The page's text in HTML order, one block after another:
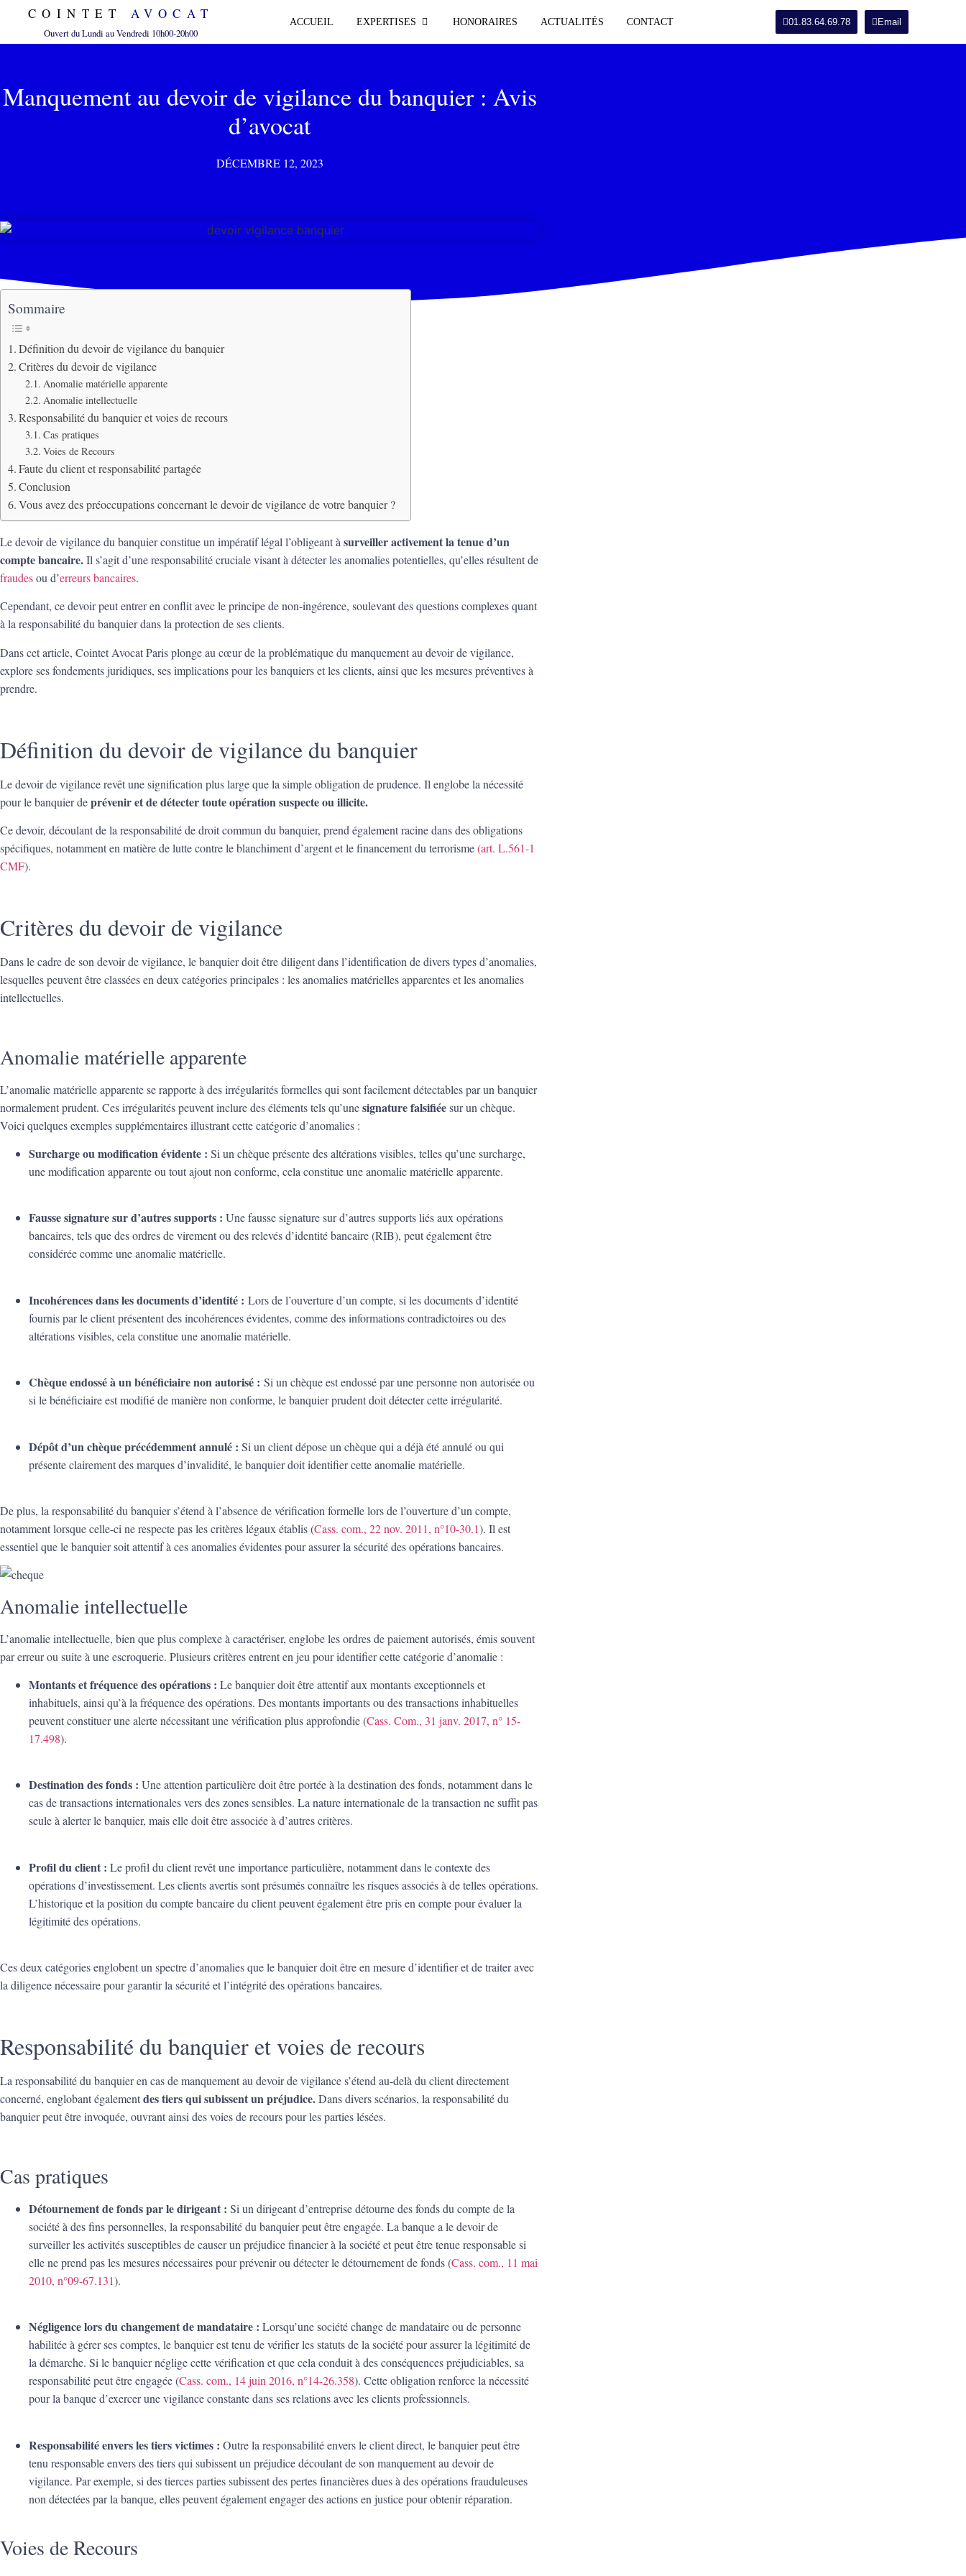
COINTET AVOCAT
Ouvert du Lundi au Vendredi 10h00-20h00
ACCUEIL EXPERTISES HONORAIRES ACTUALITÉS CONTACT 01.83.64.69.78 Email
Manquement au devoir de vigilance du banquier : Avis
d’avocat
DÉCEMBRE 12, 2023
Sommaire
Définition du devoir de vigilance du banquier
Critères du devoir de vigilance
Anomalie matérielle apparente
Anomalie intellectuelle
Responsabilité du banquier et voies de recours
Cas pratiques
Voies de Recours
Faute du client et responsabilité partagée
Conclusion
Vous avez des préoccupations concernant le devoir de vigilance de votre banquier ?
Le devoir de vigilance du banquier constitue un impératif légal l’obligeant à surveiller activement la tenue d’un
compte bancaire.Il s’agit d’une responsabilité cruciale visant à détecter les anomalies potentielles, qu’elles résultent de
fraudesou d’erreurs bancaires.
Cependant, ce devoir peut entrer en conflit avec le principe de non-ingérence, soulevant des questions complexes quant
à la responsabilité du banquier dans la protection de ses clients.
Dans cet article, Cointet Avocat Paris plonge au cœur de la problématique du manquement au devoir de vigilance,
explore ses fondements juridiques, ses implications pour les banquiers et les clients, ainsi que les mesures préventives à
prendre.
Définition du devoir de vigilance du banquier
Le devoir de vigilance revêt une signification plus large que la simple obligation de prudence. Il englobe la nécessité
pour le banquier deprévenir et de détecter toute opération suspecte ou illicite.
Ce devoir, découlant de la responsabilité de droit commun du banquier, prend également racine dans des obligations
spécifiques, notamment en matière de lutte contre le blanchiment d’argent et le financement du terrorisme(art. L.561-1
CMF).
Critères du devoir de vigilance
Dans le cadre de son devoir de vigilance, le banquier doit être diligent dans l’identification de divers types d’anomalies,
lesquelles peuvent être classées en deux catégories principales : les anomalies matérielles apparentes et les anomalies
intellectuelles.
Anomalie matérielle apparente
L’anomalie matérielle apparente se rapporte à des irrégularités formelles qui sont facilement détectables par un banquier
normalement prudent. Ces irrégularités peuvent inclure des éléments tels qu’unesignature falsifiéesur un chèque.
Voici quelques exemples supplémentaires illustrant cette catégorie d’anomalies :
Surcharge ou modification évidente : Si un chèque présente des altérations visibles, telles qu’une surcharge,
une modification apparente ou tout ajout non conforme, cela constitue une anomalie matérielle apparente.
Fausse signature sur d’autres supports : Une fausse signature sur d’autres supports liés aux opérations
bancaires, tels que des ordres de virement ou des relevés d’identité bancaire (RIB), peut également être
considérée comme une anomalie matérielle.
Incohérences dans les documents d’identité : Lors de l’ouverture d’un compte, si les documents d’identité
fournis par le client présentent des incohérences évidentes, comme des informations contradictoires ou des
altérations visibles, cela constitue une anomalie matérielle.
Chèque endossé à un bénéficiaire non autorisé : Si un chèque est endossé par une personne non autorisée ou
si le bénéficiaire est modifié de manière non conforme, le banquier prudent doit détecter cette irrégularité.
Dépôt d’un chèque précédemment annulé : Si un client dépose un chèque qui a déjà été annulé ou qui
présente clairement des marques d’invalidité, le banquier doit identifier cette anomalie matérielle.
De plus, la responsabilité du banquier s’étend à l’absence de vérification formelle lors de l’ouverture d’un compte,
notamment lorsque celle-ci ne respecte pas les critères légaux établis (Cass. com., 22 nov. 2011, n°10-30.1). Il est
essentiel que le banquier soit attentif à ces anomalies évidentes pour assurer la sécurité des opérations bancaires.
Anomalie intellectuelle
L’anomalie intellectuelle, bien que plus complexe à caractériser, englobe les ordres de paiement autorisés, émis souvent
par erreur ou suite à une escroquerie. Plusieurs critères entrent en jeu pour identifier cette catégorie d’anomalie :
Montants et fréquence des opérations : Le banquier doit être attentif aux montants exceptionnels et
inhabituels, ainsi qu’à la fréquence des opérations. Des montants importants ou des transactions inhabituelles
peuvent constituer une alerte nécessitant une vérification plus approfondie (Cass. Com., 31 janv. 2017, n° 15-
17.498).
Destination des fonds : Une attention particulière doit être portée à la destination des fonds, notamment dans le
cas de transactions internationales vers des zones sensibles. La nature internationale de la transaction ne suffit pas
seule à alerter le banquier, mais elle doit être associée à d’autres critères.
Profil du client : Le profil du client revêt une importance particulière, notamment dans le contexte des
opérations d’investissement. Les clients avertis sont présumés connaître les risques associés à de telles opérations.
L’historique et la position du compte bancaire du client peuvent également être pris en compte pour évaluer la
légitimité des opérations.
Ces deux catégories englobent un spectre d’anomalies que le banquier doit être en mesure d’identifier et de traiter avec
la diligence nécessaire pour garantir la sécurité et l’intégrité des opérations bancaires.
Responsabilité du banquier et voies de recours
La responsabilité du banquier en cas de manquement au devoir de vigilance s’étend au-delà du client directement
concerné, englobant égalementdes tiers qui subissent un préjudice.Dans divers scénarios, la responsabilité du
banquier peut être invoquée, ouvrant ainsi des voies de recours pour les parties lésées.
Cas pratiques
Détournement de fonds par le dirigeant : Si un dirigeant d’entreprise détourne des fonds du compte de la
société à des fins personnelles, la responsabilité du banquier peut être engagée. La banque a le devoir de
surveiller les activités susceptibles de causer un préjudice financier à la société et peut être tenue responsable si
elle ne prend pas les mesures nécessaires pour prévenir ou détecter le détournement de fonds (Cass. com., 11 mai
2010, n°09-67.131).
Négligence lors du changement de mandataire : Lorsqu’une société change de mandataire ou de personne
habilitée à gérer ses comptes, le banquier est tenu de vérifier les statuts de la société pour assurer la légitimité de
la démarche. Si le banquier néglige cette vérification et que cela conduit à des conséquences préjudiciables, sa
responsabilité peut être engagée (Cass. com., 14 juin 2016, n°14-26.358). Cette obligation renforce la nécessité
pour la banque d’exercer une vigilance constante dans ses relations avec les clients professionnels.
Responsabilité envers les tiers victimes : Outre la responsabilité envers le client direct, le banquier peut être
tenu responsable envers des tiers qui subissent un préjudice découlant de son manquement au devoir de
vigilance. Par exemple, si des tierces parties subissent des pertes financières dues à des opérations frauduleuses
non détectées par la banque, elles peuvent également engager des actions en justice pour obtenir réparation.
Voies de Recours